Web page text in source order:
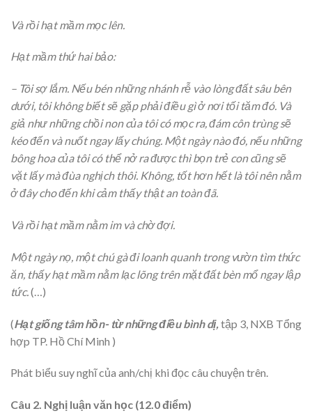
Và rồi hạt mầm mọc lên.
Hạt mầm thứ hai bảo:
– Tôi sợ lắm. Nếu bén những nhánh rễ vào lòng đất sâu bên
dưới, tôi không biết sẽ gặp phải điều gì ở nơi tối tăm đó. Và
giả như những chồi non của tôi có mọc ra, đám côn trùng sẽ
kéo đến và nuốt ngay lấy chúng. Một ngày nào đó, nếu những
bông hoa của tôi có thể nở ra được thì bọn trẻ con cũng sẽ
vặt lấy mà đùa nghịch thôi. Không, tốt hơn hết là tôi nên nằm
ở đây cho đến khi cảm thấy thật an toàn đã.
Và rồi hạt mầm nằm im và chờ đợi.
Một ngày nọ, một chú gà đi loanh quanh trong vườn tìm thức
ăn, thấy hạt mầm nằm lạc lõng trên mặt đất bèn mổ ngay lập
tức. (…)
(Hạt giống tâm hồn- từ những điều bình dị, tập 3, NXB Tổng
hợp TP. Hồ Chí Minh )
Phát biểu suy nghĩ của anh/chị khi đọc câu chuyện trên.
Câu 2. Nghị luận văn học (12.0 điểm)